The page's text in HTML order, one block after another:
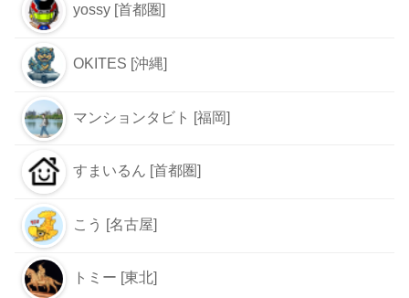
yossy [首都圏]
OKITES [沖縄]
マンションタビト [福岡]
すまいるん [首都圏]
こう [名古屋]
トミー [東北]